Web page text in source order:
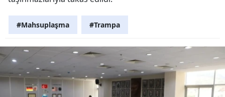
#Mahsuplaşma #Trampa